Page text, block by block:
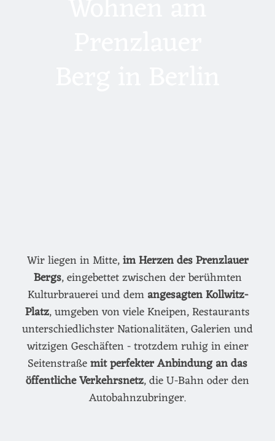
Wir liegen in Mitte,im Herzen des Prenzlauer
Bergs, eingebettet zwischen der berühmten
Kulturbrauerei und demangesagten Kollwitz-
Platz, umgeben von viele Kneipen, Restaurants
unterschiedlichster Nationalitäten, Galerien und
witzigen Geschäften - trotzdem ruhig in einer
Seitenstraßemit perfekter Anbindung an das
öffentliche Verkehrsnetz, die U-Bahn oder den
Autobahnzubringer.